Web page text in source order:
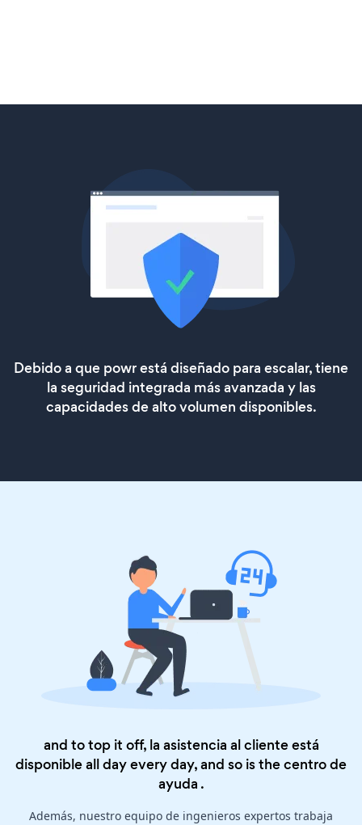
Debido a que powr está diseñado para escalar, tiene
la seguridad integrada más avanzada y las
capacidades de alto volumen disponibles.
and to top it off, la asistencia al cliente está
disponible all day every day, and so is thecentro de
ayuda .
Además, nuestro equipo de ingenieros expertos trabaja